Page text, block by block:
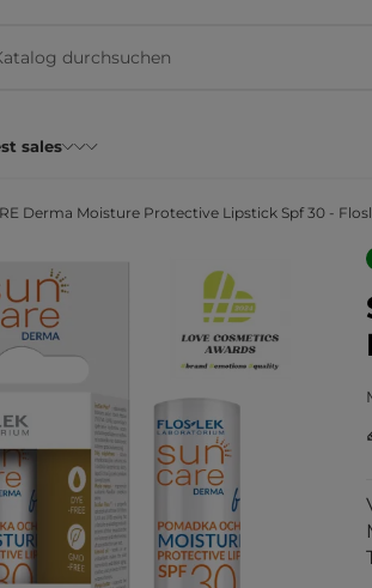
sales
Derma Moisture Protective Lipstick Spf 30 -